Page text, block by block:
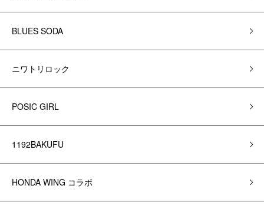
BLUES SODA
ニワトリロック
POSIC GIRL
1192BAKUFU
HONDA WING コラボ